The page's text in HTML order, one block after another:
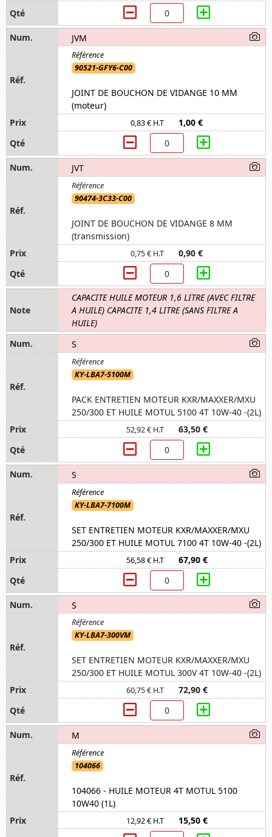
JVM
90521-GFY6-C00
JOINT DE BOUCHON DE VIDANGE 10 MM
(moteur)
0,83 € H.T 1,00 €
JVT
90474-3C33-C00
JOINT DE BOUCHON DE VIDANGE 8 MM
(transmission)
0,75 € H.T 0,90 €
CAPACITE HUILE MOTEUR 1,6 LITRE (AVEC FILTRE
A HUILE) CAPACITE 1,4 LITRE (SANS FILTRE A
HUILE)
S
KY-LBA7-5100M
PACK ENTRETIEN MOTEUR KXR/MAXXER/MXU
250/300 ET HUILE MOTUL 5100 4T 10W-40 -(2L)
52,92 € H.T 63,50 €
S
KY-LBA7-7100M
SET ENTRETIEN MOTEUR KXR/MAXXER/MXU
250/300 ET HUILE MOTUL 7100 4T 10W-40 -(2L)
56,58 € H.T 67,90 €
S
KY-LBA7-300VM
SET ENTRETIEN MOTEUR KXR/MAXXER/MXU
250/300 ET HUILE MOTUL 300V 4T 10W-40 -(2L)
60,75 € H.T 72,90 €
M
104066
104066 - HUILE MOTEUR 4T MOTUL 5100
10W40 (1L)
12,92 € H.T 15,50 €